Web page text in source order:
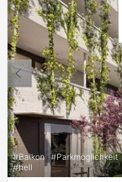
#Balkon #Parkmöglichkeit
#hell